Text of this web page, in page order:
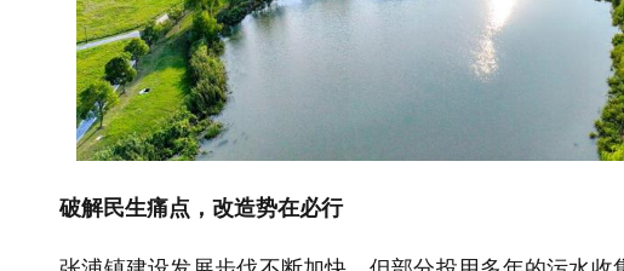
破解民生痛点，改造势在必行